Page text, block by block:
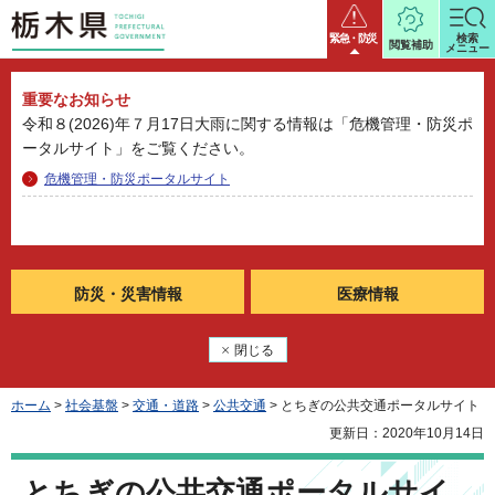
栃木県 緊急・防災
重要なお知らせ
令和８(2026)年７月17日大雨に関する情報は「危機管理・防災ポ
ータルサイト」をご覧ください。
危機管理・防災ポータルサイト
防災・ 災害情報 医療情報
閉じる
閲覧補助
検索
メニュー
ホーム > 社会基盤 > 交通・道路 > 公共交通 > とちぎの公共交通ポータルサイト
更新日：2020年10月14日